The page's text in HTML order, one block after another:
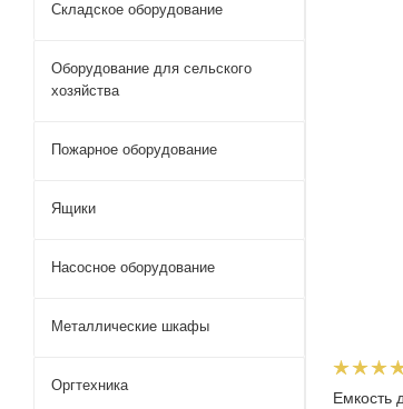
Емкость
Складское оборудование
Оборудование для сельского
хозяйства
Пожарное оборудование
Ящики
Насосное оборудование
Металлические шкафы
Оргтехника